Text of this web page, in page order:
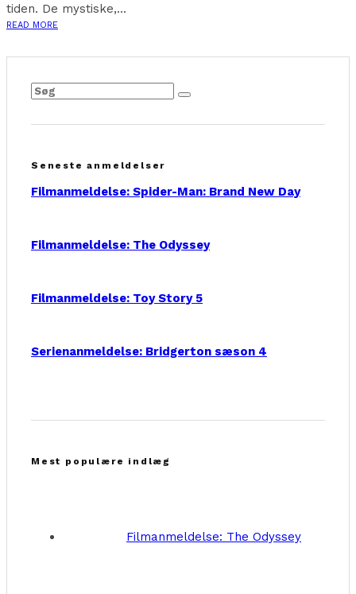
tiden. De mystiske,...
READ MORE
Seneste anmeldelser
Filmanmeldelse: Spider-Man: Brand New Day
Filmanmeldelse: The Odyssey
Filmanmeldelse: Toy Story 5
Serienanmeldelse: Bridgerton sæson 4
Mest populære indlæg
Filmanmeldelse: The Odyssey